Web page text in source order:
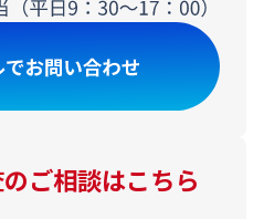
ご相談はこちら